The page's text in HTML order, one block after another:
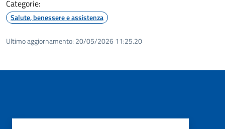
Categorie:
Salute, benessere e assistenza
Ultimo aggiornamento: 20/05/2026 11:25.20